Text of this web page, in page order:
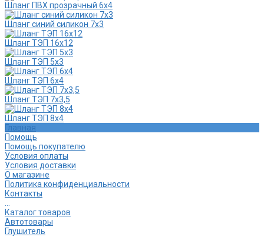
Шланг ПВХ прозрачный 6х4
Шланг синий силикон 7х3
Шланг ТЭП 16х12
Шланг ТЭП 5х3
Шланг ТЭП 6х4
Шланг ТЭП 7х3,5
Шланг ТЭП 8х4
Главная
Помощь
Помощь покупателю
Условия оплаты
Условия доставки
О магазине
Политика конфиденциальности
Контакты
...
Каталог товаров
Автотовары
Глушитель